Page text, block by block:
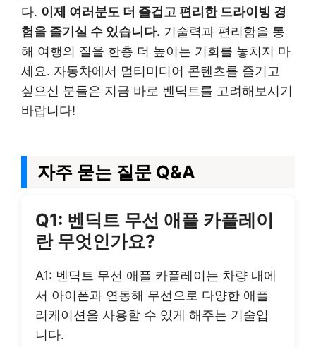
다. 이제 여러분도 더 즐겁고 편리한 드라이빙 경
험을 즐기실 수 있습니다. 기술력과 편리함을 통
해 여행의 질을 한층 더 높이는 기회를 놓치지 마
세요. 자동차에서 멀티미디어 콘텐츠를 즐기고
싶으신 분들은 지금 바로 벤딕트를 고려해보시기
바랍니다!
자주 묻는 질문 Q&A
Q1: 벤딕트 무선 애플 카플레이
란 무엇인가요?
A1: 벤딕트 무선 애플 카플레이는 차량 내에
서 아이폰과 연동해 무선으로 다양한 애플
리케이션을 사용할 수 있게 해주는 기술입
니다.